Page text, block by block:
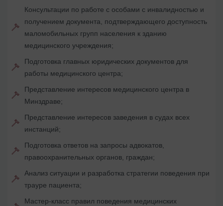
Консультации по работе с особами с инвалидностью и
получением документа, подтверждающего доступность
маломобильных групп населения к зданию
медицинского учреждения;
Подготовка главных юридических документов для
работы медицинского центра;
Представление интересов медицинского центра в
Минздраве;
Представление интересов заведения в судах всех
инстанций;
Подготовка ответов на запросы адвокатов,
правоохранительных органов, граждан;
Анализ ситуации и разработка стратегии поведения при
трауре пациента;
Мастер-класс правил поведения медицинских